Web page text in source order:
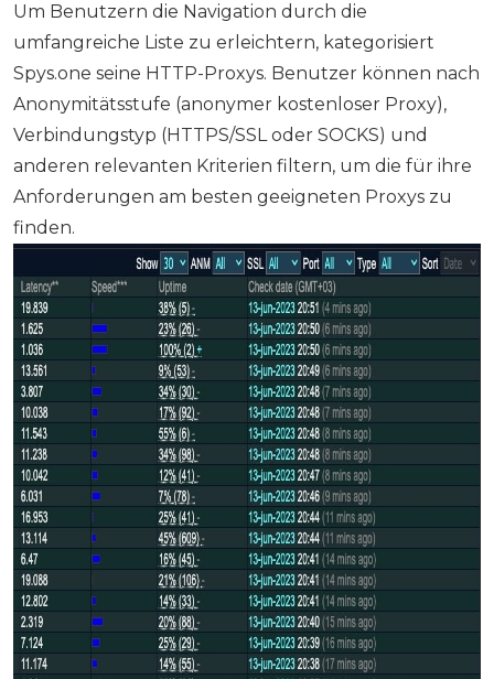
Um Benutzern die Navigation durch die
umfangreiche Liste zu erleichtern, kategorisiert
Spys.one seine HTTP-Proxys. Benutzer können nach
Anonymitätsstufe (anonymer kostenloser Proxy),
Verbindungstyp (HTTPS/SSL oder SOCKS) und
anderen relevanten Kriterien filtern, um die für ihre
Anforderungen am besten geeigneten Proxys zu
finden.